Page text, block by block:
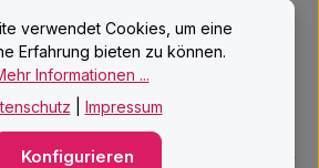
verwendet Cookies, um eine
Erfahrung bieten zu können.
Informationen ...
Impressum
Konfigurieren